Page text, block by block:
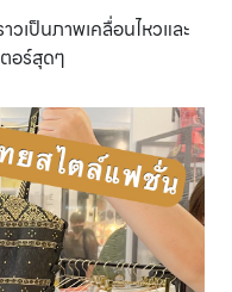
วเป็นภาพเคลื่อนไหวและ
อร์สุดๆ